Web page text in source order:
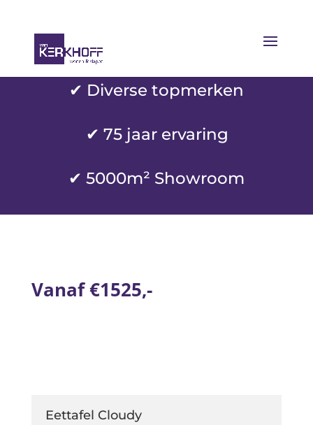
✔ Diverse topmerken
✔ 75 jaar ervaring
✔ 5000m² Showroom
Vanaf €1525,-
Eettafel Cloudy